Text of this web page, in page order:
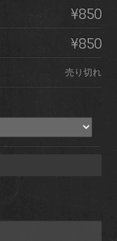
¥850
¥850
売り切れ